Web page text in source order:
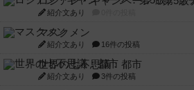
紹介文あり
マスクメン
紹介文あり 16件の投稿
世界の七不思議：都市
紹介文あり 3件の投稿